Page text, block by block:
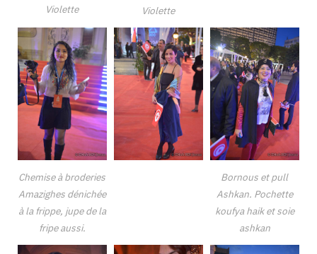
Violette
Violette
Chemise à broderies
Amazighes dénichée
à la frippe, jupe de la
fripe aussi.
Bornous et pull
Ashkan. Pochette
koufya haik et soie
ashkan